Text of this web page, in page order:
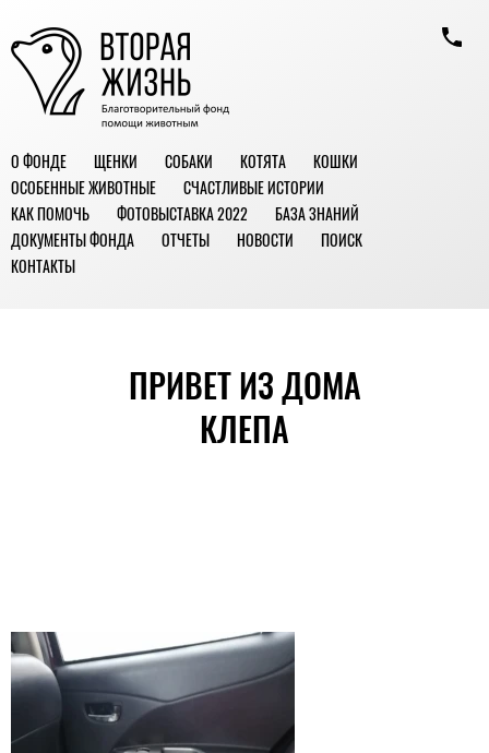
О ФОНДЕ ЩЕНКИ СОБАКИ КОТЯТА
КОШКИ
ОСОБЕННЫЕ ЖИВОТНЫЕ
СЧАСТЛИВЫЕ ИСТОРИИ
КАК ПОМОЧЬ
ФОТОВЫСТАВКА 2022
БАЗА ЗНАНИЙ
ДОКУМЕНТЫ ФОНДА
ОТЧЕТЫ НОВОСТИ
ПОИСК
КОНТАКТЫ
ПРИВЕТ ИЗ ДОМА
КЛЕПА